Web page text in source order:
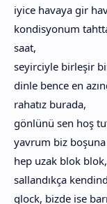
iyice havaya gir
kondisyonum
saat,
seyirciyle birleşir
dinle bence en
rahatız burada,
gönlünü sen hoş
yavrum biz
hep uzak blok blok,
sallandıkça
glock, bizde ise